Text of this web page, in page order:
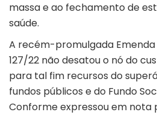
massa e ao fechamento de
saúde.
A recém-promulgada
127/22 não desatou o nó do
para tal fim recursos do
fundos públicos e do Fundo
Conforme expressou em nota